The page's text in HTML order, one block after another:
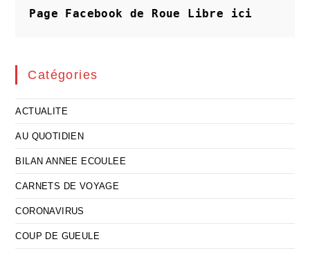
Page Facebook de Roue Libre ici
Catégories
ACTUALITE
AU QUOTIDIEN
BILAN ANNEE ECOULEE
CARNETS DE VOYAGE
CORONAVIRUS
COUP DE GUEULE